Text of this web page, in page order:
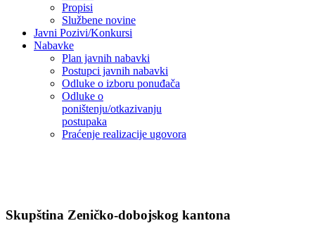
Propisi
Službene novine
Javni Pozivi/Konkursi
Nabavke
Plan javnih nabavki
Postupci javnih nabavki
Odluke o izboru ponuđača
Odluke o
poništenju/otkazivanju
postupaka
Praćenje realizacije ugovora
Skupština Zeničko-dobojskog kantona